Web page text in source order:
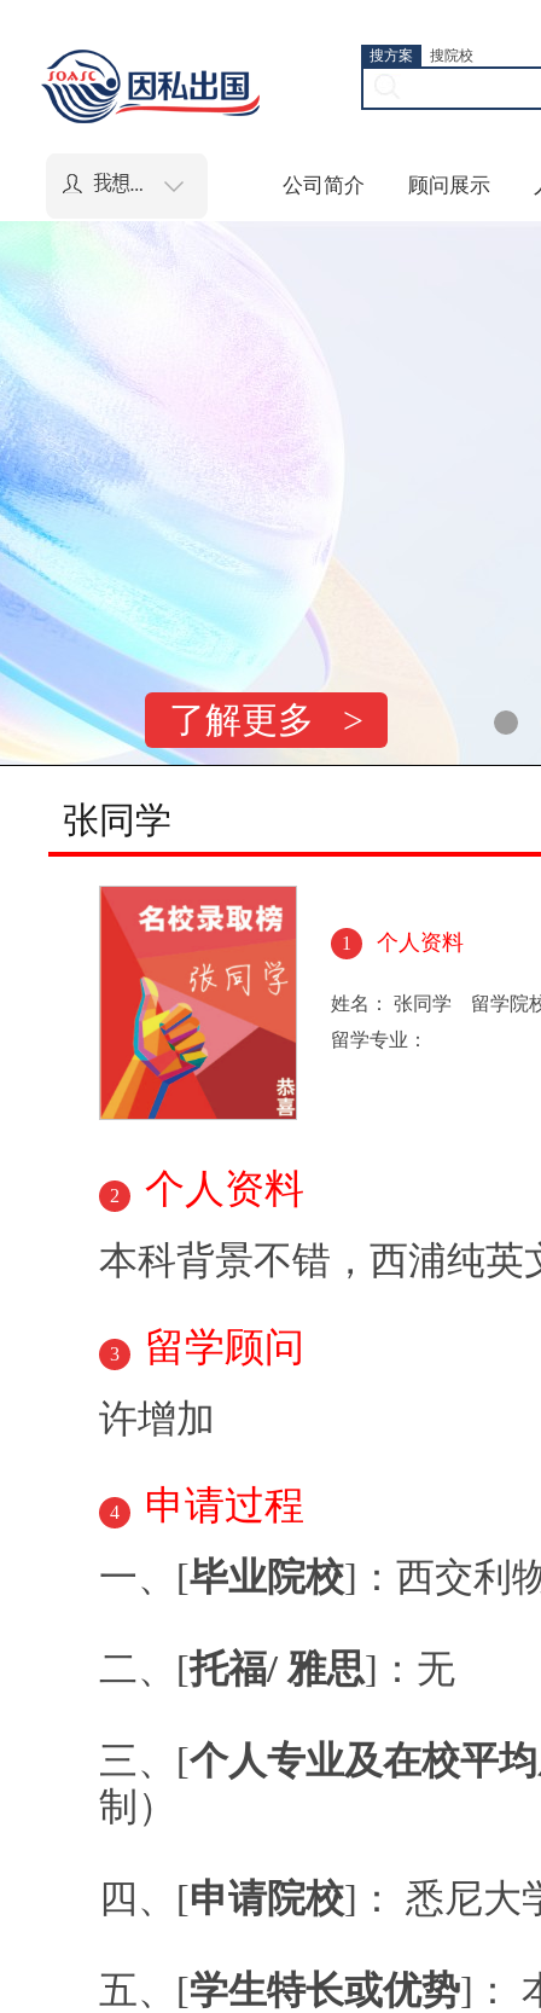
搜方案 搜院校
公司简介 顾问展示
了解更多 >
张同学
1 个人资料
姓名： 张同学 留学院
留学专业：
2 个人资料
本科背景不错，西浦纯英
3 留学顾问
许增加
4 申请过程
一、[毕业院校]：西交利
二、[托福/ 雅思]：无
三、[个人专业及在校平
制）
四、[申请院校]： 悉尼大
五、[学生特长或优势]：